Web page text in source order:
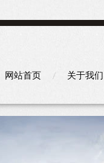
网站首页 关于我们